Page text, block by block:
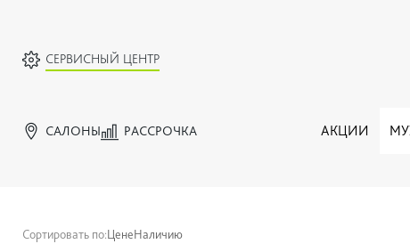
СЕРВИСНЫЙ ЦЕНТР
САЛОНЫ РАССРОЧКА АКЦИИ
Сортировать по:ЦенеНаличию